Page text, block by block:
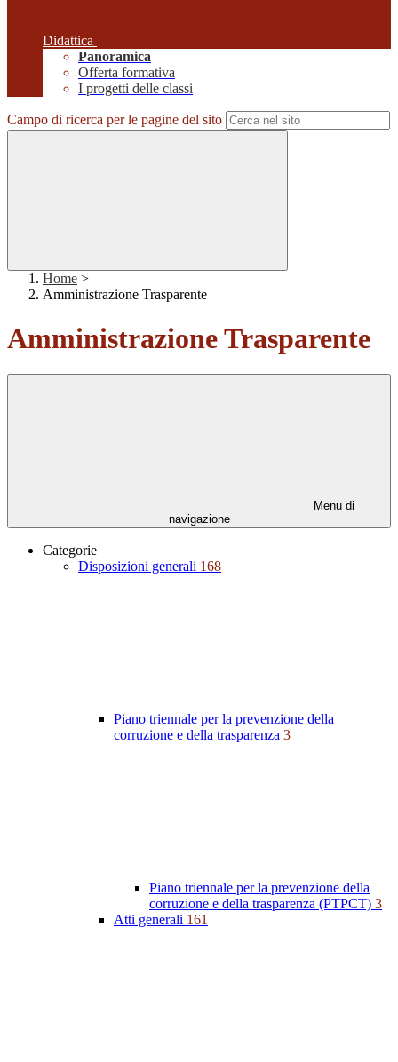
Didattica
Panoramica
Offerta formativa
I progetti delle classi
Campo di ricerca per le pagine del sito
Home >
Amministrazione Trasparente
Amministrazione Trasparente
Menu di
navigazione
Categorie
Disposizioni generali 168
Piano triennale per la prevenzione della
corruzione e della trasparenza 3
Piano triennale per la prevenzione della
corruzione e della trasparenza (PTPCT) 3
Atti generali 161